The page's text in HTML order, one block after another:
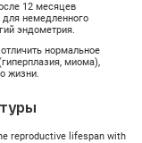
12 месяцев
для немедленного
эндометрия.
нормальное
миома),
жизни.
reproductive lifespan with